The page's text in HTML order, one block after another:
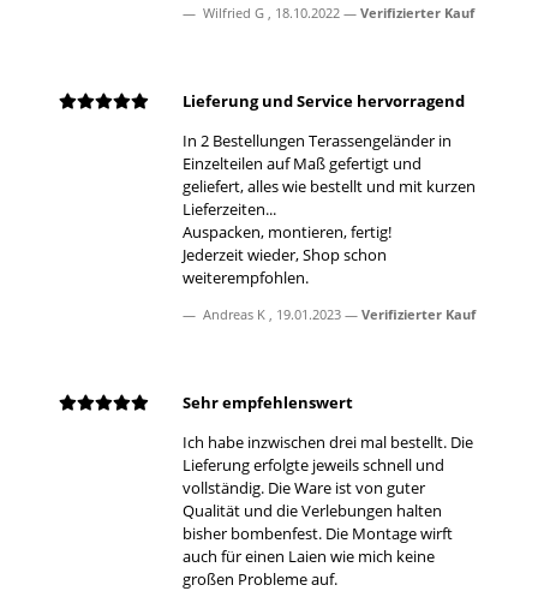
Wilfried G , 18.10.2022 Verifizierter Kauf
Lieferung und Service hervorragend
In 2 Bestellungen Terassengeländer in
Einzelteilen auf Maß gefertigt und
geliefert, alles wie bestellt und mit kurzen
Lieferzeiten...
Auspacken, montieren, fertig!
Jederzeit wieder, Shop schon
weiterempfohlen.
Andreas K , 19.01.2023 Verifizierter Kauf
Sehr empfehlenswert
Ich habe inzwischen drei mal bestellt. Die
Lieferung erfolgte jeweils schnell und
vollständig. Die Ware ist von guter
Qualität und die Verlebungen halten
bisher bombenfest. Die Montage wirft
auch für einen Laien wie mich keine
großen Probleme auf.